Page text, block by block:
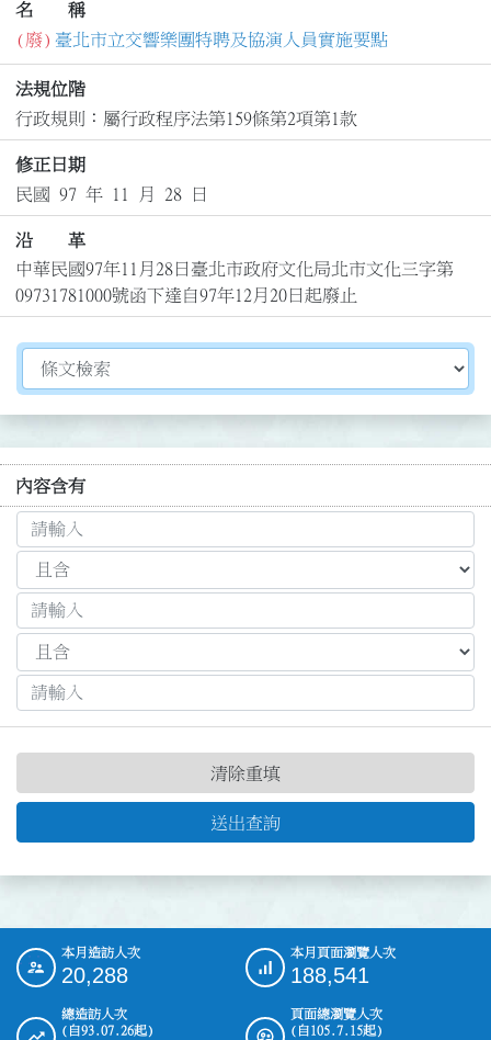
名 稱
(廢) 臺北市立交響樂團特聘及協演人員實施要點
法規位階
行政規則：屬行政程序法第159條第2項第1款
修正日期
民國 97 年 11 月 28 日
沿 革
中華民國97年11月28日臺北市政府文化局北市文化三字第
09731781000號函下達自97年12月20日起廢止
切換選擇法規資訊內容
內容含有
送出查詢
清除重填
::: 本月造訪人次
20,288
本月頁面瀏覽人次
188,541
總造訪人次
(自93.07.26起)
頁面總瀏覽人次
(自105.7.15起)